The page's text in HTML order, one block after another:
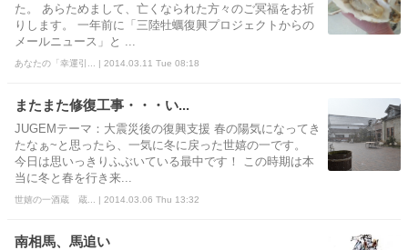
た。 あらためまして、亡くなられた方々のご冥福をお祈
りします。 一年前に「三陸牡蠣復興プロジェクトからの
メールニュース」と ...
あなたの「幸運引... | 2014.03.11 Tue 08:18
またまた修復工事・・・い...
JUGEMテーマ：大震災後の復興支援 春の陽気になってき
たなぁ~と思ったら、一気に冬に戻った世嬉の一です。
今日は思いっきりふぶいている最中です！ この時期は本
当に冬と春を行き来...
世嬉の一酒蔵 蔵... | 2014.03.06 Thu 13:32
南相馬、馬追い